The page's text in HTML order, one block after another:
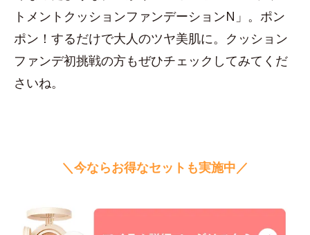
トメントクッションファンデーションN」。ポン
ポン！するだけで大人のツヤ美肌に。クッション
ファンデ初挑戦の方もぜひチェックしてみてくだ
さいね。
＼今ならお得なセットも実施中／